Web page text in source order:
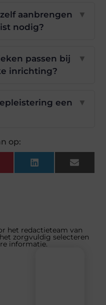
aanbrengen
nodig?
▼
passen bij
inrichting?
▼
een
▼
op:
LinkedInEmail
het redactieteam van
zorgvuldig selecteren
informatie.